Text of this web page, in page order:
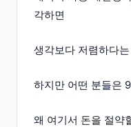
각하면
생각보다 저렴하다
하지만 어떤 분들은
왜 여기서 돈을 절약